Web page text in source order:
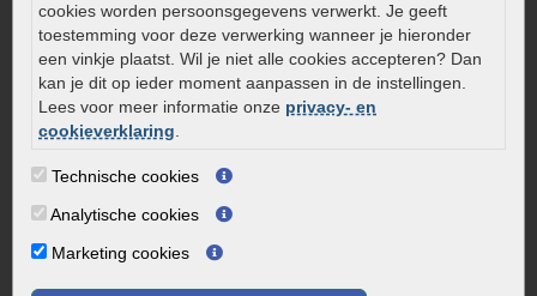
cookies worden persoonsgegevens verwerkt. Je geeft
toestemming voor deze verwerking wanneer je hieronder
een vinkje plaatst. Wil je niet alle cookies accepteren? Dan
kan je dit op ieder moment aanpassen in de instellingen.
Lees voor meer informatie onze privacy- en
cookieverklaring.
Technische cookies
Analytische cookies
Marketing cookies
Kaapstanderweg 41
8243 RB Lelystad
info@onlinetuinwarenhuis.nl
Routebeschrijving
Openingstijden
Maandag
Dinsdag
Woensdag